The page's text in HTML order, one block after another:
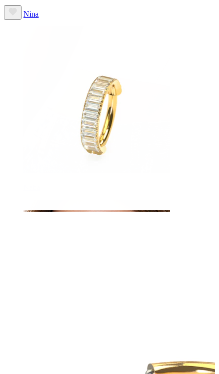
Nina